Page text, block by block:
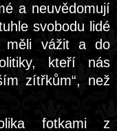
a neuvědomují
svobodu lidé
měli vážit a do
kteří nás
zítřkům“, než
fotkami z